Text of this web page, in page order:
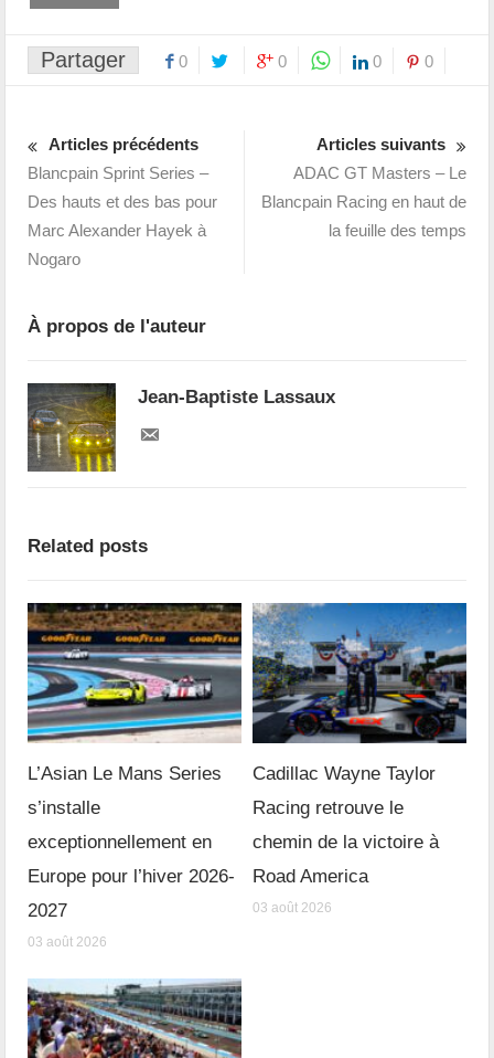
Partager 0 0 0 0
Articles précédents
Blancpain Sprint Series –
Des hauts et des bas pour
Marc Alexander Hayek à
Nogaro
Articles suivants
ADAC GT Masters – Le
Blancpain Racing en haut de
la feuille des temps
À propos de l'auteur
Jean-Baptiste Lassaux
Related posts
L’Asian Le Mans Series
s’installe
exceptionnellement en
Europe pour l’hiver 2026-
2027
03 août 2026
Cadillac Wayne Taylor
Racing retrouve le
chemin de la victoire à
Road America
03 août 2026